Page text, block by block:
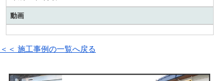
動画
＜＜ 施工事例の一覧へ戻る